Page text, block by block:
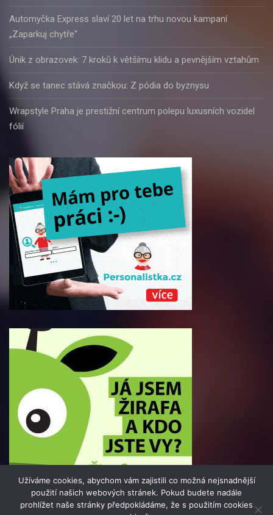
Automyčka Express slaví 20 let na trhu novou kampaní
„Zaparkuj chytře“
Únik z obrazovek: 7 kroků k většímu klidu a pevnějším vztahům
Když se tanec stává značkou: Z pódia do byznysu
Wrapstyle Praha je prestižní centrum polepu luxusních vozidel
fólií
Užíváme cookies, abychom vám zajistili co možná nejsnadnější
použití našich webových stránek. Pokud budete nadále
prohlížet naše stránky předpokládáme, že s použitím cookies